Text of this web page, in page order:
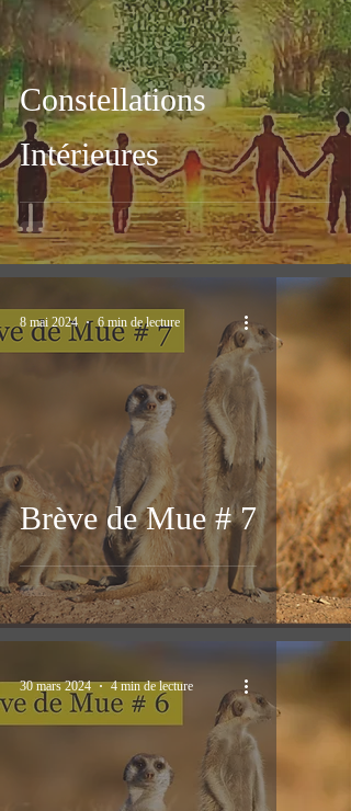
Constellations
Intérieures
Brève de Mue # 7
8 mai 2024 6 min de lecture
30 mars 2024 4 min de lecture